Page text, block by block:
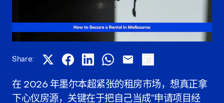
Share:
在 2026 年墨尔本超紧张的租房市场，想真正拿
下心仪房源，关键在于把自己当成“申请项目经